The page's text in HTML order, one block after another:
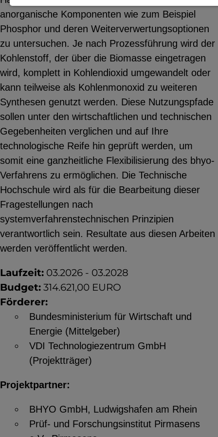
anorganische Komponenten wie zum Beispiel
Phosphor und deren Weiterverwertungsoptionen
zu untersuchen. Je nach Prozessführung wird der
Kohlenstoff, der über die Biomasse eingetragen
wird, komplett in Kohlendioxid umgewandelt oder
kann teilweise als Kohlenmonoxid zu weiteren
Synthesen genutzt werden. Diese Nutzungspfade
sollen unter den wirtschaftlichen und technischen
Gegebenheiten verglichen und auf Ihre
technologische Reife hin geprüft werden, um
somit eine ganzheitliche Flexibilisierung des bhyo-
Verfahrens zu ermöglichen. Die Technische
Hochschule wird als für die Bearbeitung dieser
Fragestellungen nach
systemverfahrenstechnischen Prinzipien
verantwortlich sein. Resultate aus diesen Arbeiten
werden veröffentlicht werden.
Laufzeit: 03.2026 - 03.2028
Budget: 314.621,00 EURO
Förderer:
Bundesministerium für Wirtschaft und
Energie (Mittelgeber)
VDI Technologiezentrum GmbH
(Projektträger)
Projektpartner:
BHYO GmbH, Ludwigshafen am Rhein
Prüf- und Forschungsinstitut Pirmasens
Notwendige Cookies zur Session-
Verwaltung und für die generelle
Funktionalität der Seite (immer
notwendig).
EXTERNE MEDIEN
Seitenspezifische Erfassung von
Benutzerdaten durch
Drittanbieter, bspw. über das
Einbinden externer Videos,
Standortdaten oder
Stellenanzeigen.
YouTube
ChatBot